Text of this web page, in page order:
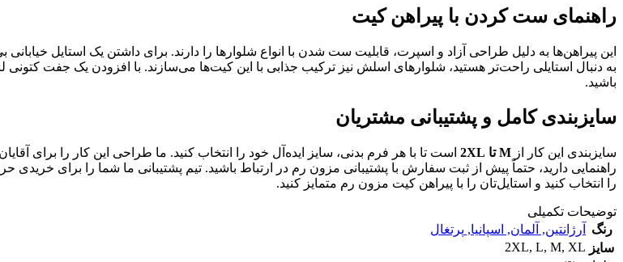
راهنمای ست کردن با پیراهن کیت
این پیراهن‌ها به دلیل طراحی آزاد و اسپرت، قابلیت ست شدن با انواع شلوارها را دارند. برای داشتن یک استایل
به دنبال استایلی راحت‌تر هستید، شلوارهای اسلش نیز ترکیب جذابی با این کیت‌ها می‌سازند. با افزودن یک جفت کتونی
باشید.
سایزبندی کامل و پشتیبانی مشتریان
سایزبندی این کار از M تا 2XL
است تا با هر فرم بدنی، سایز ایده‌آل خود را انتخاب کنید. ما طراحی این کار را برای
راهنمایی دارید، حتماً پیش از ثبت سفارش با پشتیبانی مزون رم در ارتباط باشید. تیم پشتیبانی ما شما را برای خریدی
را انتخاب کنید و استایل‌تان را با پیراهن کیت مزون رم متمایز کنید.
توضیحات تکمیلی
رنگ
آرژانتین, آلمان, اسپانیا, پرتغال
سایز
2XL, L, M, XL